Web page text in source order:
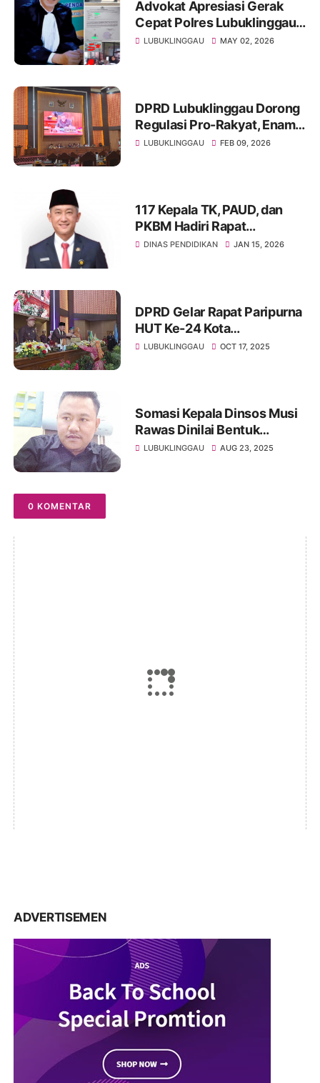
Advokat Apresiasi Gerak
Cepat Polres Lubuklinggau
Usut Dugaan Investasi
LUBUKLINGGAU MAY 02, 2026
DPRD Lubuklinggau Dorong
Regulasi Pro-Rakyat, Enam
Raperda Dibahas dalam
LUBUKLINGGAU FEB 09, 2026
117 Kepala TK, PAUD, dan
PKBM Hadiri Rapat
Pembinaan Disdikbud Lubuk
DINAS PENDIDIKAN JAN 15, 2026
DPRD Gelar Rapat Paripurna
HUT Ke-24 Kota
Lubuklinggau, Gubernur
LUBUKLINGGAU OCT 17, 2025
Somasi Kepala Dinsos Musi
Rawas Dinilai Bentuk
Arogansi, Alumni GMNI Siap
LUBUKLINGGAU AUG 23, 2025
0 KOMENTAR
ADVERTISEMEN